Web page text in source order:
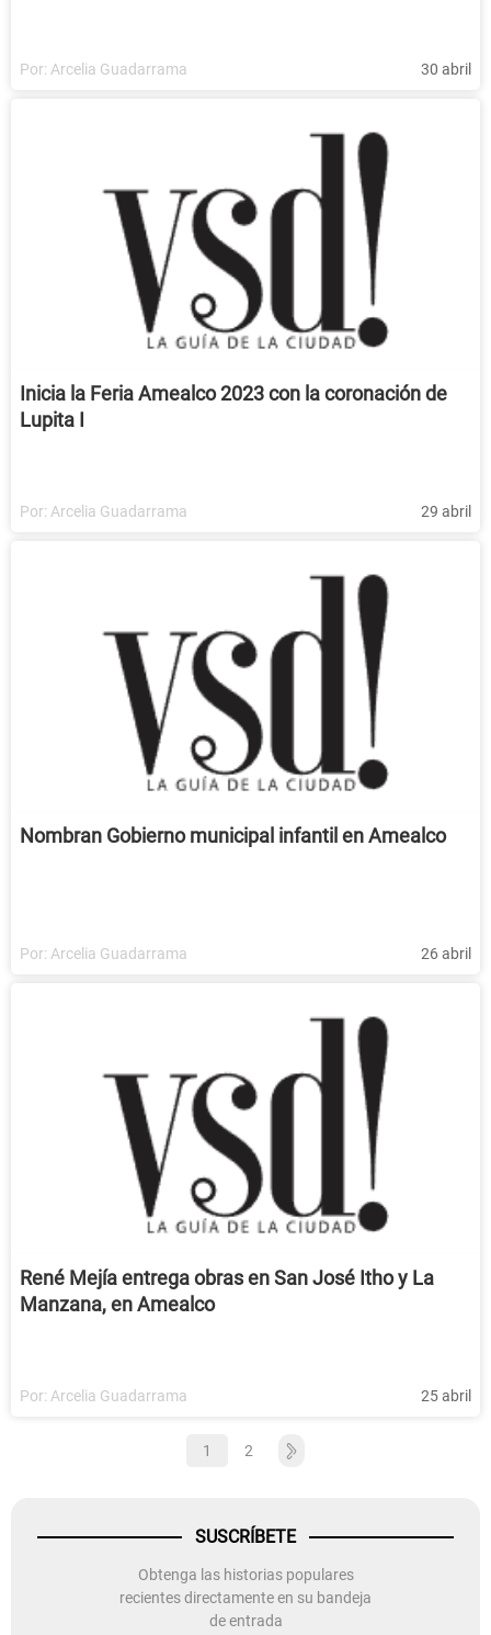
Por: Arcelia Guadarrama 30 abril
Inicia la Feria Amealco 2023 con la coronación de
Lupita I
Por: Arcelia Guadarrama 29 abril
Nombran Gobierno municipal infantil en Amealco
Por: Arcelia Guadarrama 26 abril
René Mejía entrega obras en San José Itho y La
Manzana, en Amealco
Por: Arcelia Guadarrama 25 abril
1 2
SUSCRÍBETE
Obtenga las historias populares
recientes directamente en su bandeja
de entrada